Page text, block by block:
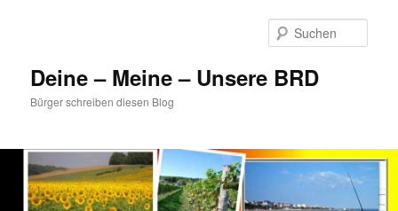
Deine – Meine – Unsere BRD
Bürger schreiben diesen Blog